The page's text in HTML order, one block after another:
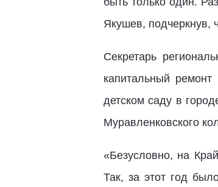
Якушев, подчеркнув,
Секретарь
капитальный
детском саду в
Муравленковского
«Безусловно, на
Так, за этот год